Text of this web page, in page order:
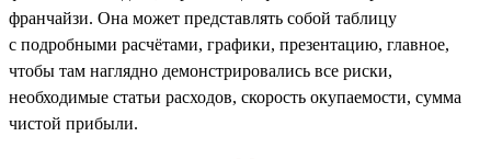
франчайзи. Она может представлять собой таблицу
с подробными расчётами, графики, презентацию, главное,
чтобы там наглядно демонстрировались все риски,
необходимые статьи расходов, скорость окупаемости, сумма
чистой прибыли.